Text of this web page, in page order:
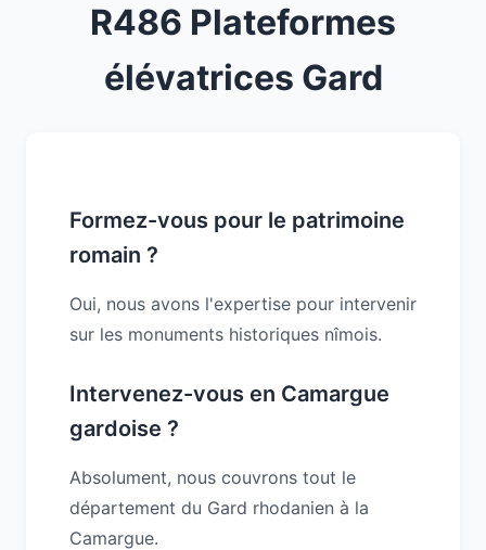
R486 Plateformes
élévatrices Gard
Formez-vous pour le patrimoine
romain ?
Oui, nous avons l'expertise pour intervenir
sur les monuments historiques nîmois.
Intervenez-vous en Camargue
gardoise ?
Absolument, nous couvrons tout le
département du Gard rhodanien à la
Camargue.